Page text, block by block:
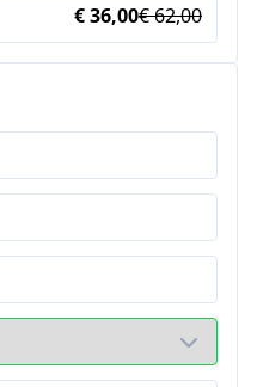
€ 36,00€ 62,00